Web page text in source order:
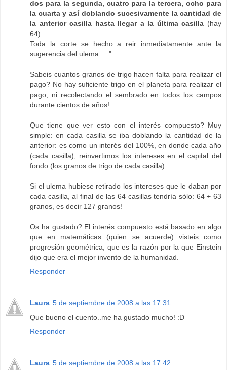
dos para la segunda, cuatro para la tercera, ocho para
la cuarta y así doblando sucesivamente la cantidad de
la anterior casilla hasta llegar a la última casilla (hay
64).
Toda la corte se hecho a reir inmediatamente ante la
sugerencia del ulema....."
Sabeis cuantos granos de trigo hacen falta para realizar el
pago? No hay suficiente trigo en el planeta para realizar el
pago, ni recolectando el sembrado en todos los campos
durante cientos de años!
Que tiene que ver esto con el interés compuesto? Muy
simple: en cada casilla se iba doblando la cantidad de la
anterior: es como un interés del 100%, en donde cada año
(cada casilla), reinvertimos los intereses en el capital del
fondo (los granos de trigo de cada casilla).
Si el ulema hubiese retirado los intereses que le daban por
cada casilla, al final de las 64 casillas tendría sólo: 64 + 63
granos, es decir 127 granos!
Os ha gustado? El interés compuesto está basado en algo
que en matemáticas (quien se acuerde) visteis como
progresión geométrica, que es la razón por la que Einstein
dijo que era el mejor invento de la humanidad.
Responder
Laura 5 de septiembre de 2008 a las 17:31
Que bueno el cuento..me ha gustado mucho! :D
Responder
Laura 5 de septiembre de 2008 a las 17:42